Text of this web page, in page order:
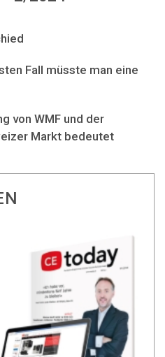
Fall müsste man eine
von WMF und der
Markt bedeutet